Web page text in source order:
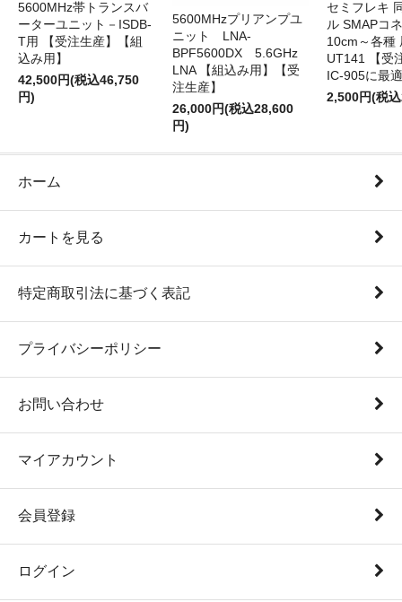
5600MHz帯トランスバ
ーターユニット－ISDB-
T用 【受注生産】【組
込み用】
42,500円(税込46,750
円)
5600MHzプリアンプユ
ニット LNA-
BPF5600DX 5.6GHz
LNA 【組込み用】【受
注生産】
26,000円(税込28,600
円)
セミフレキ
ル SMAPコ
10cm～各種
UT141 【
IC-905に最適
2,500円(税
ホーム
カートを見る
特定商取引法に基づく表記
プライバシーポリシー
お問い合わせ
マイアカウント
会員登録
ログイン